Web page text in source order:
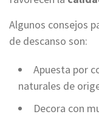
Algunos consejos
de descanso son:
Apuesta por
naturales de
Decora con